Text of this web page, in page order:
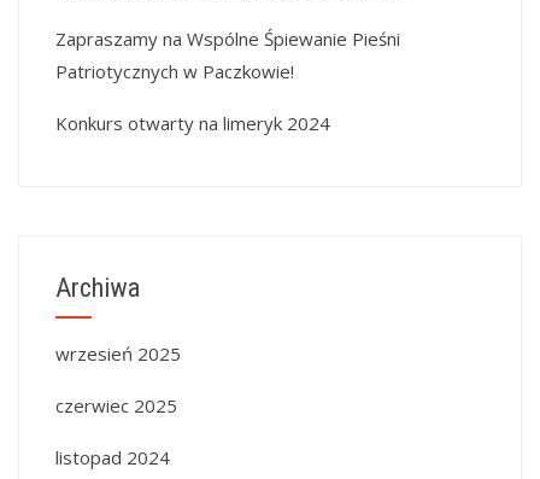
Zapraszamy na Wspólne Śpiewanie Pieśni
Patriotycznych w Paczkowie!
Konkurs otwarty na limeryk 2024
Archiwa
wrzesień 2025
czerwiec 2025
listopad 2024